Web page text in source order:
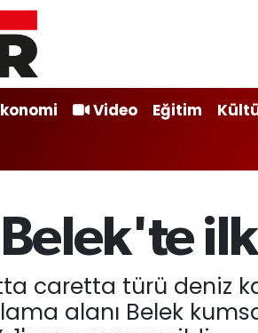
Video Eğitim
Belek'te
caretta türü deniz
alanı Belek